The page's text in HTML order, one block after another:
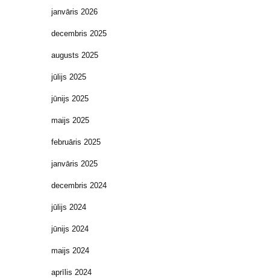
janvāris 2026
decembris 2025
augusts 2025
jūlijs 2025
jūnijs 2025
maijs 2025
februāris 2025
janvāris 2025
decembris 2024
jūlijs 2024
jūnijs 2024
maijs 2024
aprīlis 2024